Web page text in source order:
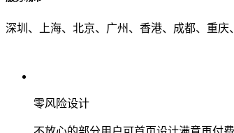
深圳、上海、北京、广州、香港、成都、重
零风险设计